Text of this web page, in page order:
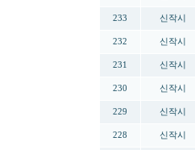
233 신작시
232 신작시
231 신작시
230 신작시
229 신작시
228 신작시